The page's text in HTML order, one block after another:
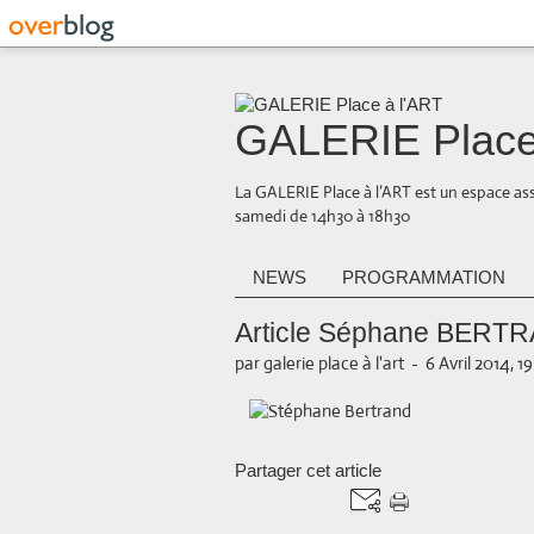
GALERIE
La GALERIE Place à l’ART est un espace
samedi de 14h30 à 18h30
NEWS PROGRAMMATION
Article Séphane
par galerie place à l'art - 6 Avril 2014,
Partager cet article